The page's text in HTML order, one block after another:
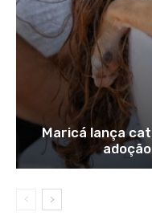
Maricá lança